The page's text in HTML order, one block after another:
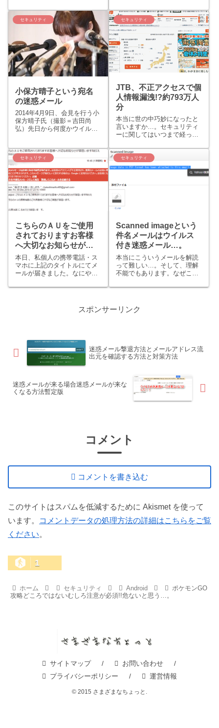
か？少しだけ！！考えてみま
した。
ってそんなにでなかったと思
うんでうよね…。まぁ、ニュ
ース自体をそこまで気にして
いなかった年頃でもあるので
明確には言えませんが…。こ
こ10...
セキュリティ
小保方晴子という宛名
の迷惑メール
2014年4月9日、会見を行う小
保方晴子氏（撮影＝吉田尚
弘）先日から何度かウイルス
で有名になった小保方晴子さ
んの名前の宛名にての迷惑メ
ールだったのでどうしようか
迷いました。なぜか？それ
は...
セキュリティ
JTB、不正アクセスで個
人情報漏洩!?約793万人
分
本当に世の中巧妙になったと
言いますか…。セキュリティ
ーに関してはいつまで経って
いますね。でも、今回のJTB
さんの個人情報流出の可能性
ですが、なんとメールの添付
ファイルを開いたことにより
歩的...
セキュリティ
こちらのＡＵをご使用
されておりますお客様
へ大切なお知らせが御
座いますメールは注意!!
詐欺です!!
本日、私個人の携帯電話・ス
マホに上記のタイトルにてメ
ールが届きました。なにや
の1つであるauからです。!!
文字になっていました。）大
手3キャリアと言えば以下の3
セキュリティ
Scanned imageという
件名メールはウイルス
付き迷惑メール…。
本当にこういうメールを解読
って難しい…。そして、理解
不能でもあります。なぜこう
なぜこういうメールを送信す
ど、いろいろと想像が頭をめ
スポンサーリンク
迷惑メール撃退方法とメールアドレス流
出元を確認する方法と対策方法
迷惑メールが来る場合迷惑メールが来な
くなる方法暫定版
コメント
コメントを書き込む
このサイトはスパムを低減するために Akismet を使って
います。
コメントデータの処理方法の詳細はこちらをご覧
ください。
1
ホーム セキュリティ Android
ポケモンGO
攻略どころではないむしろ注意が必須!!危ないと思う…。
サイトマップ
お問い合わせ
プライバシーポリシー
運営情報
© 2015 さまざまなちょっと.